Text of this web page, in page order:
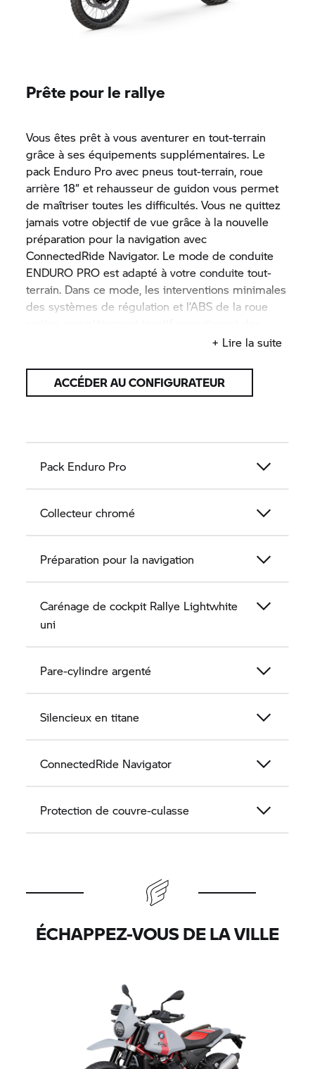
Prête pour le rallye
Vous êtes prêt à vous aventurer en tout-terrain
grâce à ses équipements supplémentaires. Le
pack Enduro Pro avec pneus tout-terrain, roue
arrière 18“ et rehausseur de guidon vous permet
de maîtriser toutes les difficultés. Vous ne quittez
jamais votre objectif de vue grâce à la nouvelle
préparation pour la navigation avec
ConnectedRide Navigator. Le mode de conduite
ENDURO PRO est adapté à votre conduite tout-
terrain. Dans ce mode, les interventions minimales
des systèmes de régulation et l’ABS de la roue
performances optimales en tout-terrain. La
les mains et le pare-moteur préservent ce qui est
important. Le silencieux en titane et le collecteur
+ Lire la suite
ACCÉDER AU CONFIGURATEUR
Pack Enduro Pro
Collecteur chromé
Préparation pour la navigation
Carénage de cockpit Rallye Lightwhite
uni
Pare-cylindre argenté
Silencieux en titane
ConnectedRide Navigator
Protection de couvre-culasse
ÉCHAPPEZ-VOUS DE LA VILLE